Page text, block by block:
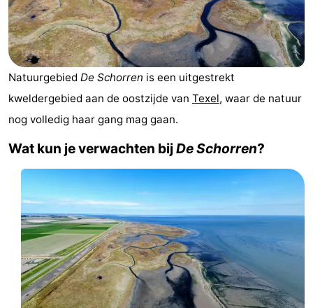
Burg
Den
Hoorn
-
De
Cocksdorp
-
De
-
Oudeschild
Waal
Oosterend
Natuur
Mooiste
uitkijkpunten
Overnachten
Appartementen
Natuurgebied De Schorren is een uitgestrekt
kweldergebied aan de oostzijde van Texel, waar de natuur
nog volledig haar gang mag gaan.
Wat kun je verwachten bij De Schorren?